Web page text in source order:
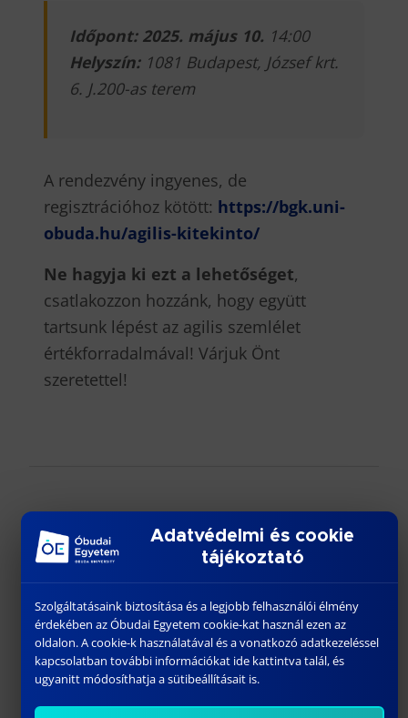
Időpont: 2025. május 10. 14:00
Helyszín: 1081 Budapest, József krt.
6. J.200-as terem
A rendezvény ingyenes, de
regisztrációhoz kötött: https://bgk.uni-
obuda.hu/agilis-kitekinto/
Ne hagyja ki ezt a lehetőséget,
csatlakozzon hozzánk, hogy együtt
tartsunk lépést az agilis szemlélet
értékforradalmával! Várjuk Önt
szeretettel!
Adatvédelmi és cookie
tájékoztató
Szolgáltatásaink biztosítása és a legjobb felhasználói élmény
érdekében az Óbudai Egyetem cookie-kat használ ezen az
oldalon. A cookie-k használatával és a vonatkozó adatkezeléssel
kapcsolatban további információkat ide kattintva talál, és
ugyanitt módosíthatja a sütibeállításait is.